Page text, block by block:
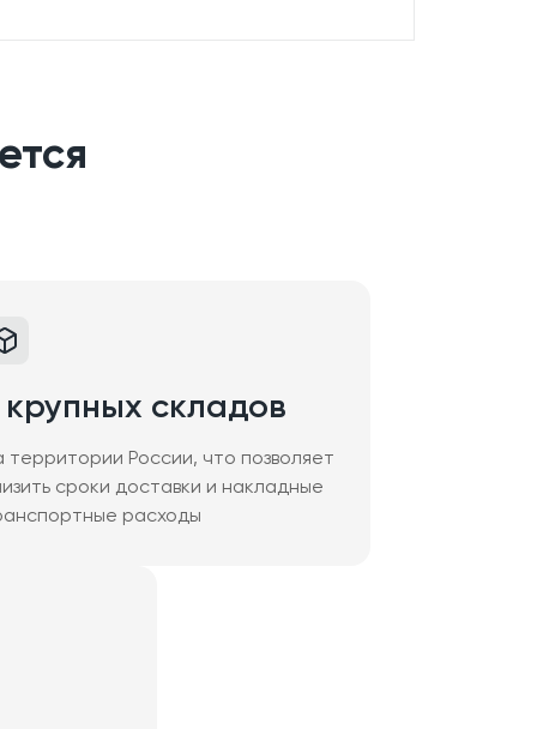
крупных складов
территории России, что позволяет
сроки доставки и накладные
расходы